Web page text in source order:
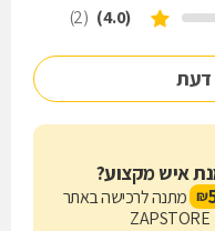
(4.0)
(2)
דעת
איש מקצוע?
₪ מתנה לרכישה באתר
ZAPSTORE